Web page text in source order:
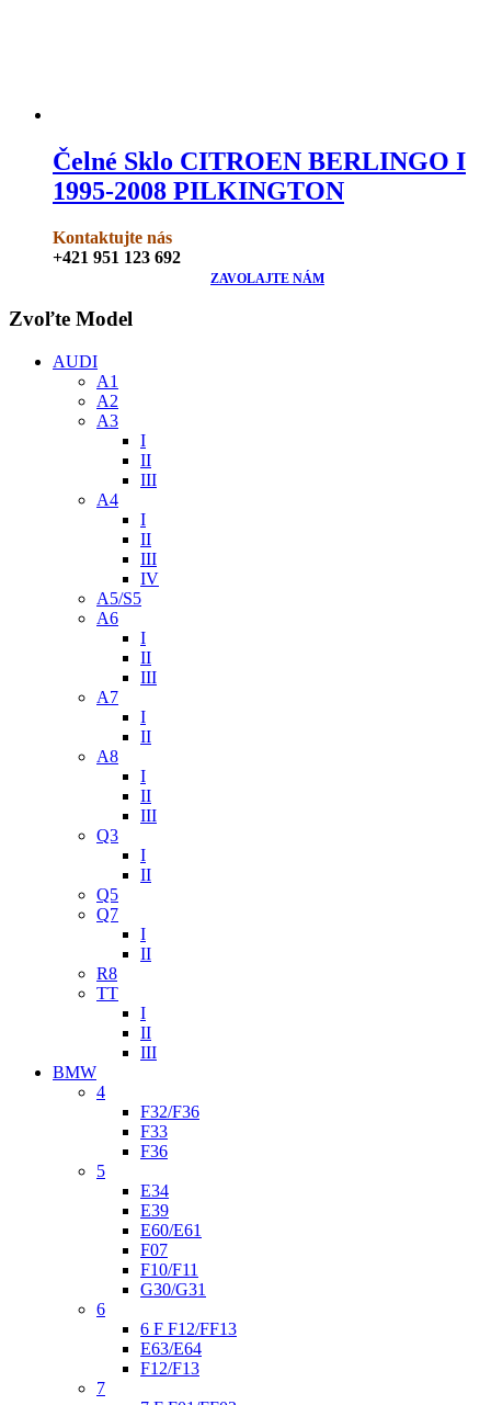
Čelné Sklo CITROEN BERLINGO I
1995-2008 PILKINGTON
Kontaktujte nás
+421 951 123 692
ZAVOLAJTE NÁM
Zvoľte Model
AUDI
A1
A2
A3
I
II
III
A4
I
II
III
IV
A5/S5
A6
I
II
III
A7
I
II
A8
I
II
III
Q3
I
II
Q5
Q7
I
II
R8
TT
I
II
III
BMW
4
F32/F36
F33
F36
5
E34
E39
E60/E61
F07
F10/F11
G30/G31
6
6 F F12/FF13
E63/E64
F12/F13
7